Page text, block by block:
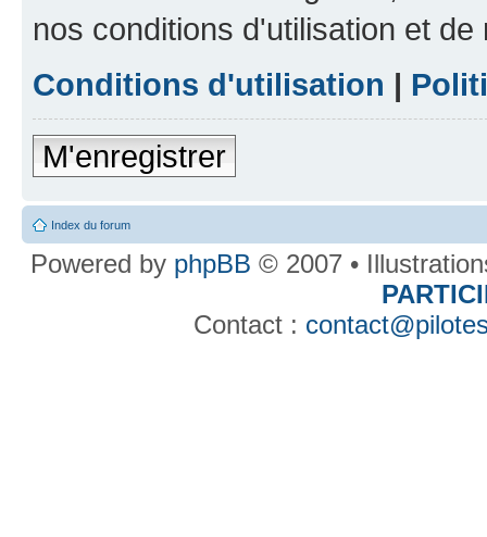
nos conditions d'utilisation et
Conditions d'utilisation |
M'enregistrer
Index du forum
Powered by phpBB © 2007 •
Contact :